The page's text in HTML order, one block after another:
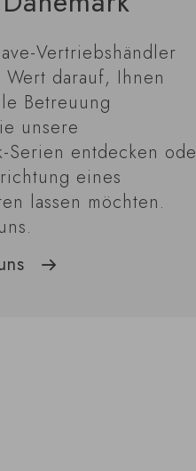
Vertriebshändler
darauf, Ihnen
Betreuung
unsere
Serien entdecken
eines
lassen möchten.